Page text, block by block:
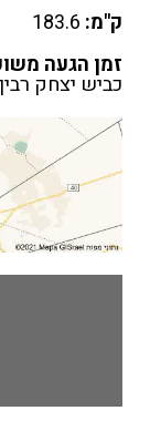
ק"מ: 183.6
זמן הגעה
כביש יצחק